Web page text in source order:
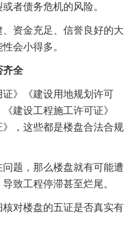
者债务危机的风险。
资金充足、信誉良好的大
会小得多。
齐全
》《建设用地规划许可
建设工程施工许可证》
》，这些都是楼盘合法合规
题，那么楼盘就有可能遭
致工程停滞甚至烂尾。
对楼盘的五证是否真实有